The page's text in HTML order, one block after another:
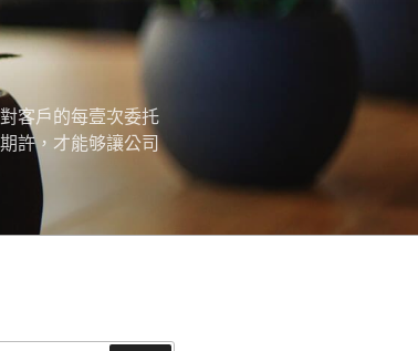
客戶的每壹次委托
許，才能够讓公司